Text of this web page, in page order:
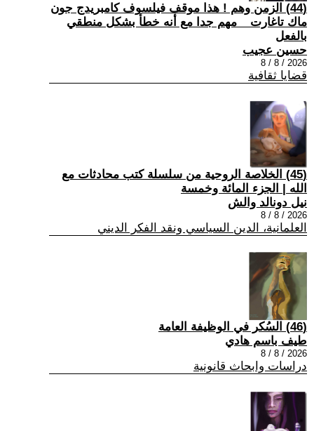
(44) الزمن وهم ! هذا موقف فيلسوف كامبريدج جون
ماك تاغارت _ مهم جدا مع أنه خطأ بشكل منطقي
بالفعل
حسين عجيب
2026 / 8 / 8
قضايا ثقافية
(45) الخلاصة الروحية من سلسلة كتب محادثات مع
الله | الجزء المائة وخمسة
نيل دونالد والش
2026 / 8 / 8
العلمانية، الدين السياسي ونقد الفكر الديني
(46) السُكر في الوظيفة العامة
طيف باسم هادي
2026 / 8 / 8
دراسات وابحاث قانونية